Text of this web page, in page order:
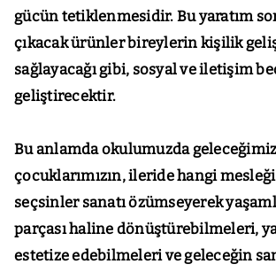
gücün tetiklenmesidir. Bu yaratım
çıkacak ürünler bireylerin kişilik
sağlayacağı gibi, sosyal ve iletişim
geliştirecektir.
Bu anlamda okulumuzda
çocuklarımızın, ileride hangi
seçsinler sanatı özümseyerek
parçası haline dönüştürebilmeleri,
estetize edebilmeleri ve geleceğin